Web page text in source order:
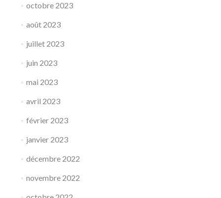
octobre 2023
août 2023
juillet 2023
juin 2023
mai 2023
avril 2023
février 2023
janvier 2023
décembre 2022
novembre 2022